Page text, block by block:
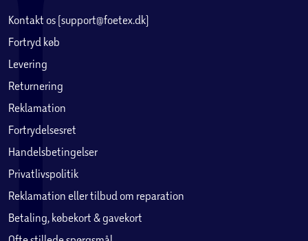
Kontakt os (support@foetex.dk)
Fortryd køb
Levering
Returnering
Reklamation
Fortrydelsesret
Handelsbetingelser
Privatlivspolitik
Reklamation eller tilbud om reparation
Betaling, købekort & gavekort